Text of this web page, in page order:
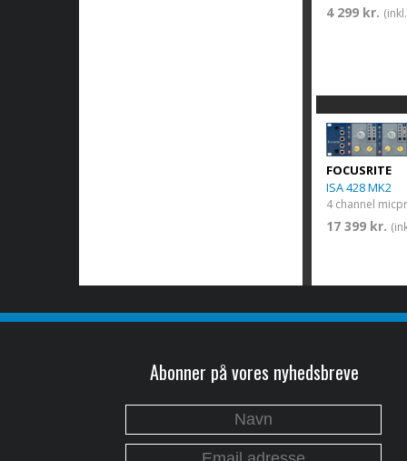
4 299 kr.
FOCUSRITE
ISA 428 MK2
4 channel
17 399 kr.
Abonner på vores nyhedsbreve